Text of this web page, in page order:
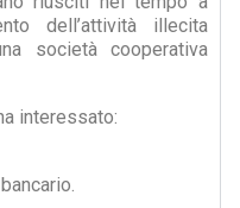
dell’attività illecita
società cooperativa
interessato: